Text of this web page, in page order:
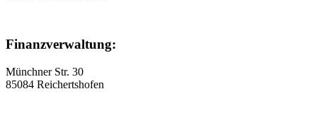
Finanzverwaltung:
Münchner Str. 30
85084 Reichertshofen